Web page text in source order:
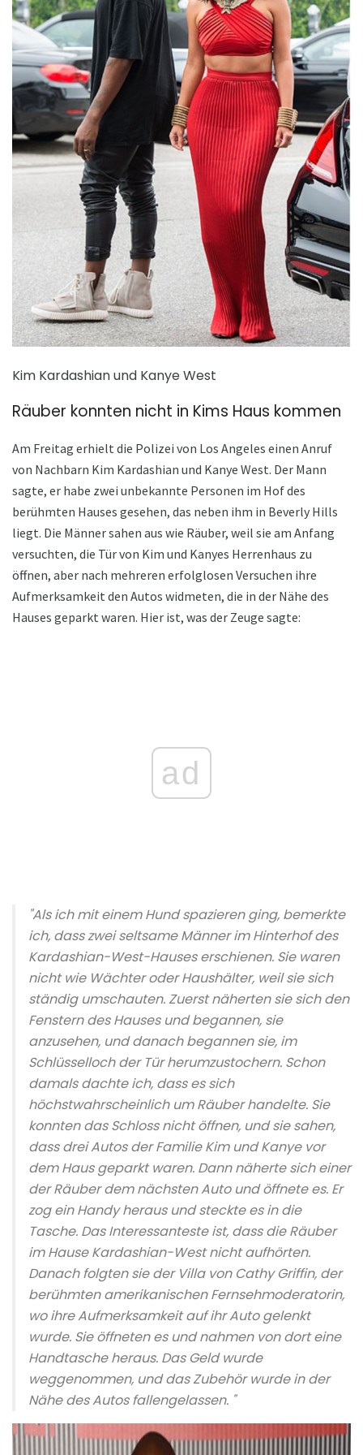
Kim Kardashian und Kanye West
Räuber konnten nicht in Kims Haus kommen
Am Freitag erhielt die Polizei von Los Angeles einen Anruf
von Nachbarn Kim Kardashian und Kanye West. Der Mann
sagte, er habe zwei unbekannte Personen im Hof ​​des
berühmten Hauses gesehen, das neben ihm in Beverly Hills
liegt. Die Männer sahen aus wie Räuber, weil sie am Anfang
versuchten, die Tür von Kim und Kanyes Herrenhaus zu
öffnen, aber nach mehreren erfolglosen Versuchen ihre
Aufmerksamkeit den Autos widmeten, die in der Nähe des
Hauses geparkt waren. Hier ist, was der Zeuge sagte:
ad
"Als ich mit einem Hund spazieren ging, bemerkte
ich, dass zwei seltsame Männer im Hinterhof des
Kardashian-West-Hauses erschienen. Sie waren
nicht wie Wächter oder Haushälter, weil sie sich
ständig umschauten. Zuerst näherten sie sich den
Fenstern des Hauses und begannen, sie
anzusehen, und danach begannen sie, im
Schlüsselloch der Tür herumzustochern. Schon
damals dachte ich, dass es sich
höchstwahrscheinlich um Räuber handelte. Sie
konnten das Schloss nicht öffnen, und sie sahen,
dass drei Autos der Familie Kim und Kanye vor
dem Haus geparkt waren. Dann näherte sich einer
der Räuber dem nächsten Auto und öffnete es. Er
zog ein Handy heraus und steckte es in die
Tasche. Das Interessanteste ist, dass die Räuber
im Hause Kardashian-West nicht aufhörten.
Danach folgten sie der Villa von Cathy Griffin, der
berühmten amerikanischen Fernsehmoderatorin,
wo ihre Aufmerksamkeit auf ihr Auto gelenkt
wurde. Sie öffneten es und nahmen von dort eine
Handtasche heraus. Das Geld wurde
weggenommen, und das Zubehör wurde in der
Nähe des Autos fallengelassen. "